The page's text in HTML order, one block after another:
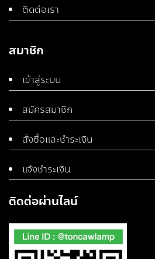
ติดต่อเรา
สมาชิก
เข้าสู่ระบบ
สมัครสมาชิก
สั่งซื้อและชำระเงิน
แจ้งชำระเงิน
ติดต่อผ่านไลน์